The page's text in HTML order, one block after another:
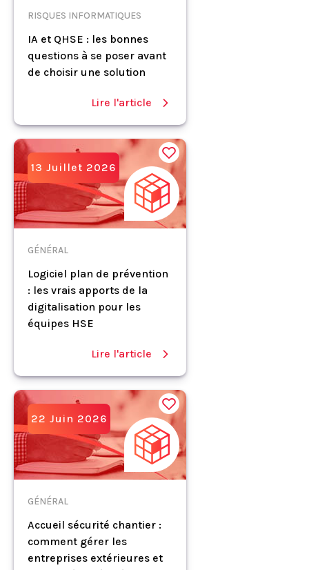
RISQUES INFORMATIQUES
IA et QHSE : les bonnes
questions à se poser avant
de choisir une solution
Lire l'article
13 Juillet 2026
GÉNÉRAL
Logiciel plan de prévention
: les vrais apports de la
digitalisation pour les
équipes HSE
Lire l'article
22 Juin 2026
GÉNÉRAL
Accueil sécurité chantier :
comment gérer les
entreprises extérieures et